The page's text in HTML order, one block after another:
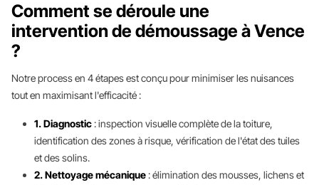
Comment se déroule une
intervention de démoussage à Vence
?
Notre process en 4 étapes est conçu pour minimiser les nuisances
tout en maximisant l'efficacité :
1. Diagnostic: inspection visuelle complète de la toiture,
identification des zones à risque, vérification de l'état des tuiles
et des solins.
2. Nettoyage mécanique: élimination des mousses, lichens et